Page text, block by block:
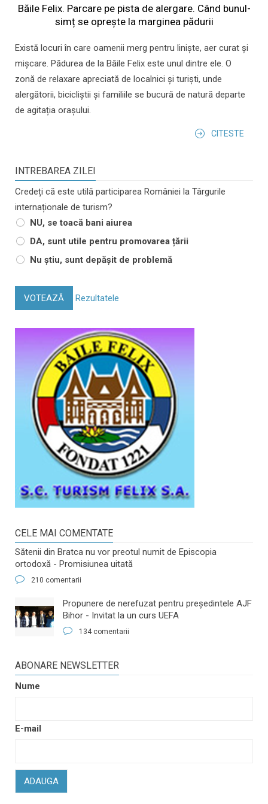
Băile Felix. Parcare pe pista de alergare. Când bunul-
simț se oprește la marginea pădurii
Există locuri în care oamenii merg pentru liniște, aer curat și
mișcare. Pădurea de la Băile Felix este unul dintre ele. O
zonă de relaxare apreciată de localnici și turiști, unde
alergătorii, bicicliștii și familiile se bucură de natură departe
de agitația orașului.
CITESTE
INTREBAREA ZILEI
Credeți că este utilă participarea României la Târgurile
internaționale de turism?
NU, se toacă bani aiurea
DA, sunt utile pentru promovarea țării
Nu știu, sunt depășit de problemă
VOTEAZĂ Rezultatele
CELE MAI COMENTATE
Sătenii din Bratca nu vor preotul numit de Episcopia
ortodoxă - Promisiunea uitată
210 comentarii
​Propunere de nerefuzat pentru preşedintele AJF
Bihor - Invitat la un curs UEFA
134 comentarii
ABONARE NEWSLETTER
Nume
E-mail
ADAUGA